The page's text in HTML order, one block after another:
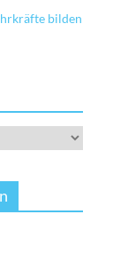
bilden